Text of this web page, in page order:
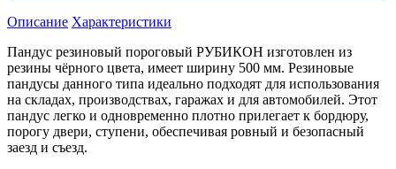
Описание Характеристики
Пандус резиновый пороговый РУБИКОН изготовлен из
резины чёрного цвета, имеет ширину 500 мм. Резиновые
пандусы данного типа идеально подходят для использования
на складах, производствах, гаражах и для автомобилей. Этот
пандус легко и одновременно плотно прилегает к бордюру,
порогу двери, ступени, обеспечивая ровный и безопасный
заезд и съезд.